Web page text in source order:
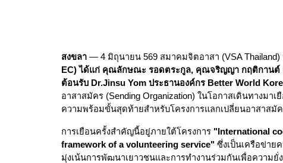
สงขลา— 4 มิถุนายน 569 สมาคมจิตอาสา (VSA Thailand)
EC) ได้แก่ คุณลักษณะ รอดตระกูล, คุณจริญญา กฤติกาน
ต้อนรับ Dr.Jinsu Yom ประธานองค์กร Better World
อาสาสมัคร (Sending Organization) ในโอกาสเดินทางมาเ
ความพร้อมขั้นสุดท้ายสำหรับโครงการแลกเปลี่ยนอาสาสมัค
การเยือนครั้งสำคัญนี้อยู่ภายใต้โครงการ "International
framework of a volunteering service"ซึ่งเป็นเครือข่าย
มุ่งเน้นการพัฒนาเยาวชนและการทำงานร่วมกันเพื่อความ